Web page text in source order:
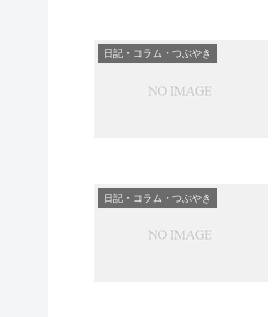
日記・コラム・つぶやき
日記・コラム・つぶやき